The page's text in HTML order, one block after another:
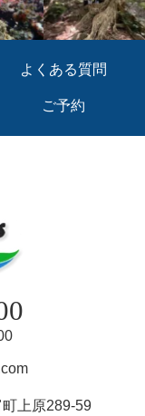
よくある質問
ご予約
上原289-59